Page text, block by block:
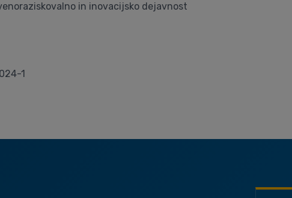
in inovacijsko dejavnost
1